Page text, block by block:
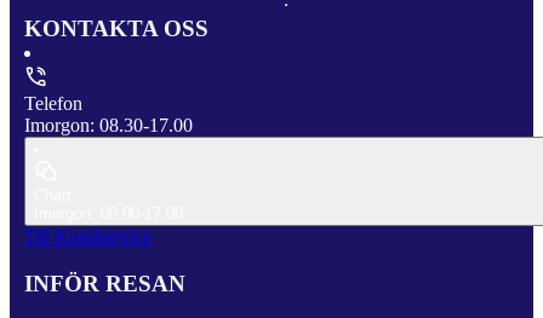
KONTAKTA OSS
Telefon
Imorgon: 08.30-17.00
Till Kundservice
INFÖR RESAN